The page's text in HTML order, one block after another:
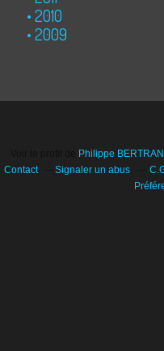
2010
2009
Philippe
Contact
Signaler un abus